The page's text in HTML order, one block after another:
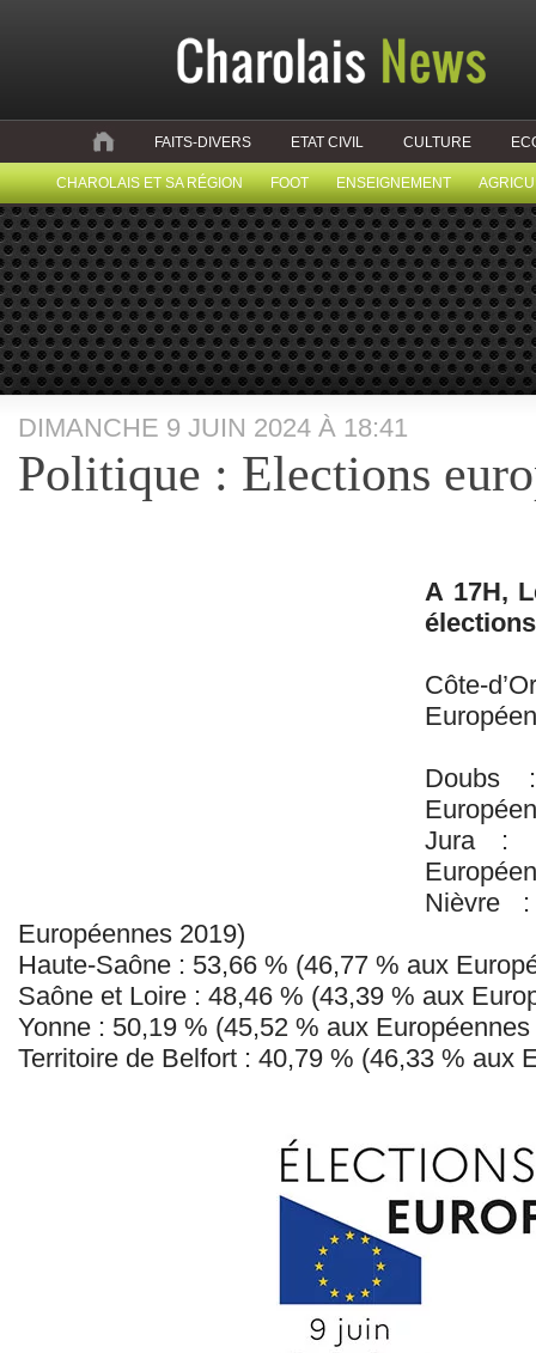
FAITS-DIVERS ETAT CIVIL CULTURE
CHAROLAIS ET SA RÉGION FOOT ENSEIGNEMENT
DIMANCHE 9 JUIN 2024 À 18:41
Politique : Elections
A 17H,
Côte-
Jura :
Nièvre
Européennes 2019)
Haute-Saône : 53,66 % (46,77 % aux
Saône et Loire : 48,46 % (43,39 % aux
Yonne : 50,19 % (45,52 % aux
Territoire de Belfort : 40,79 % (46,33 % aux